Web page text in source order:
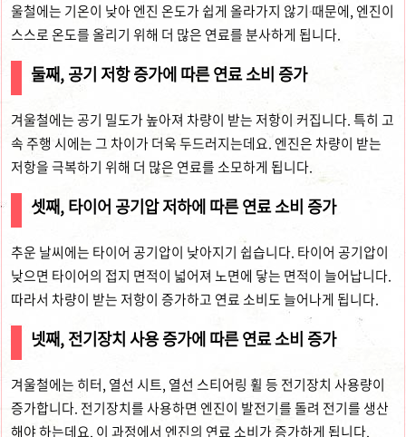
울철에는 기온이 낮아 엔진 온도가 쉽게 올라가지 않기 때문에, 엔진이
스스로 온도를 올리기 위해 더 많은 연료를 분사하게 됩니다.
둘째, 공기 저항 증가에 따른 연료 소비 증가
겨울철에는 공기 밀도가 높아져 차량이 받는 저항이 커집니다. 특히 고
속 주행 시에는 그 차이가 더욱 두드러지는데요. 엔진은 차량이 받는
저항을 극복하기 위해 더 많은 연료를 소모하게 됩니다.
셋째, 타이어 공기압 저하에 따른 연료 소비 증가
추운 날씨에는 타이어 공기압이 낮아지기 쉽습니다. 타이어 공기압이
낮으면 타이어의 접지 면적이 넓어져 노면에 닿는 면적이 늘어납니다.
따라서 차량이 받는 저항이 증가하고 연료 소비도 늘어나게 됩니다.
넷째, 전기장치 사용 증가에 따른 연료 소비 증가
겨울철에는 히터, 열선 시트, 열선 스티어링 휠 등 전기장치 사용량이
증가합니다. 전기장치를 사용하면 엔진이 발전기를 돌려 전기를 생산
해야 하는데요. 이 과정에서 엔진의 연료 소비가 증가하게 됩니다.